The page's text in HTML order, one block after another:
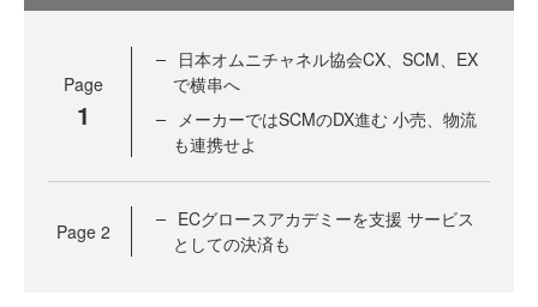
Page
1
日本オムニチャネル協会CX、SCM、EX
で横串へ
メーカーではSCMのDX進む 小売、物流
も連携せよ
Page 2
ECグロースアカデミーを支援 サービス
としての決済も